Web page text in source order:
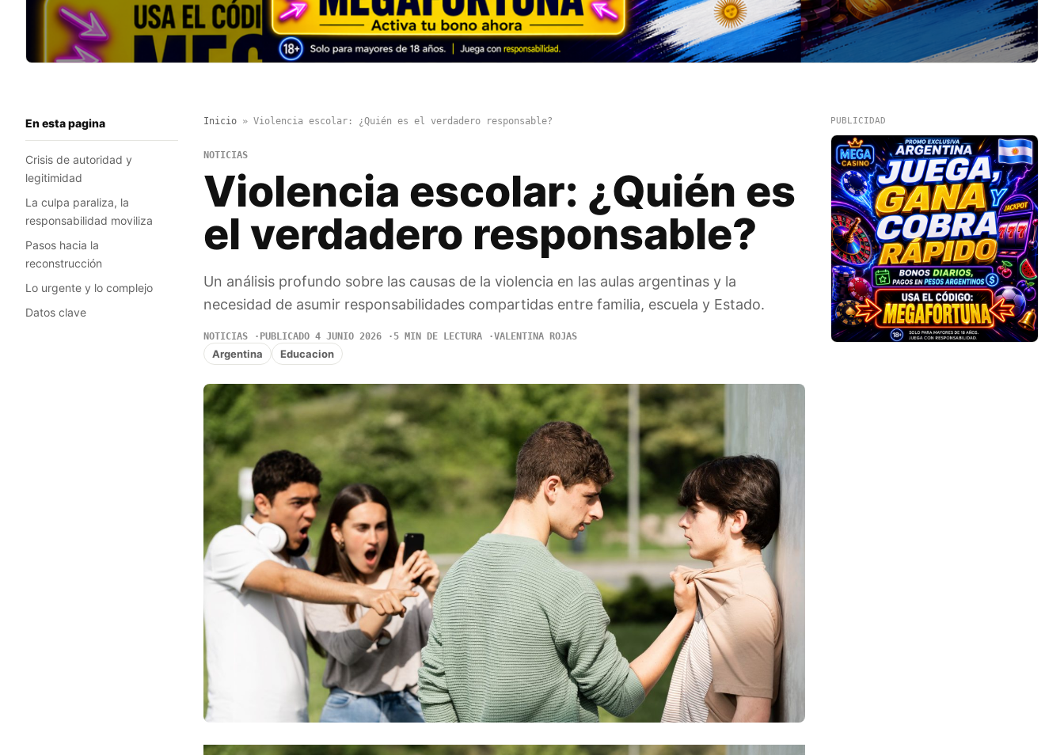
En esta pagina
Crisis de autoridad y
legitimidad
La culpa paraliza, la
responsabilidad moviliza
Pasos hacia la
reconstrucción
Lo urgente y lo complejo
Datos clave
Inicio» Violencia escolar: ¿Quién es el verdadero responsable?
NOTICIAS
Violencia escolar: ¿Quién es
el verdadero responsable?
Un análisis profundo sobre las causas de la violencia en las aulas argentinas y la
necesidad de asumir responsabilidades compartidas entre familia, escuela y Estado.
NOTICIAS PUBLICADO 4 JUNIO 2026 5 MIN DE LECTURA VALENTINA ROJAS
Argentina Educacion
PUBLICIDAD